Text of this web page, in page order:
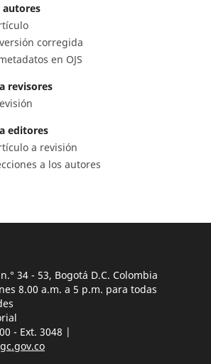
autores
corregida
en OJS
revisores
editores
a revisión
a los autores
34 - 53, Bogotá D.C. Colombia
8.00 a.m. a 5 p.m. para todas
- Ext. 3048 |